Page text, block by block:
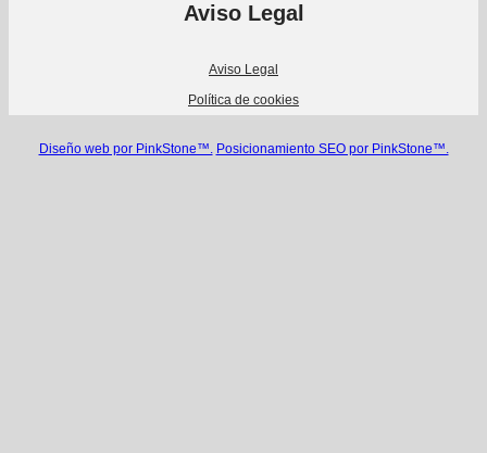
Aviso Legal
Aviso Legal
Política de cookies
Diseño web por PinkStone™. Posicionamiento SEO por PinkStone™.